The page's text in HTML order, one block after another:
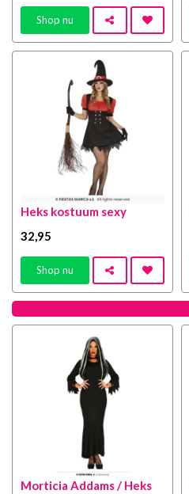
Shop nu
Heks kostuum sexy
32,95
Shop nu
Morticia Addams / Heks